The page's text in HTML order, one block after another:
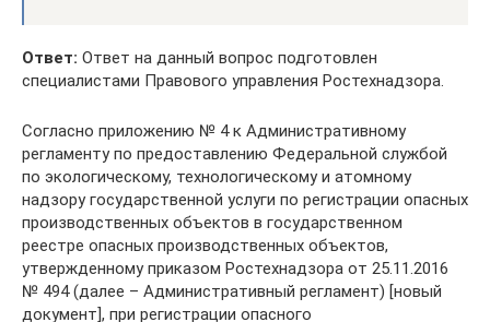
Ответ: Ответ на данный вопрос подготовлен
специалистами Правового управления Ростехнадзора.
Согласно приложению № 4 к Административному
регламенту по предоставлению Федеральной службой
по экологическому, технологическому и атомному
надзору государственной услуги по регистрации опасных
производственных объектов в государственном
реестре опасных производственных объектов,
утвержденному приказом Ростехнадзора от 25.11.2016
№ 494 (далее – Административный регламент) [новый
документ], при регистрации опасного